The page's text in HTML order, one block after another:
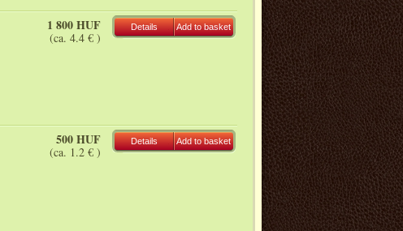
1 800 HUF
(ca. 4.4 € )
Details Add to basket
500 HUF
(ca. 1.2 € )
Details Add to basket